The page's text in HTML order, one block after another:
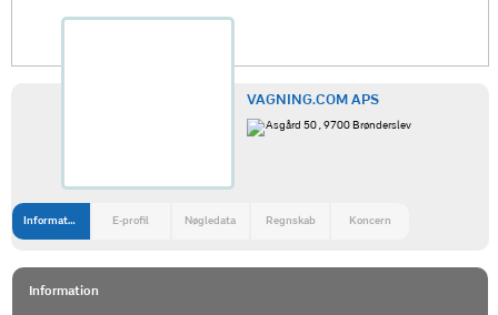
VAGNING.COM APS
Asgård 50 , 9700 Brønderslev
Information E-profil Nøgledata Regnskab Koncern
Information